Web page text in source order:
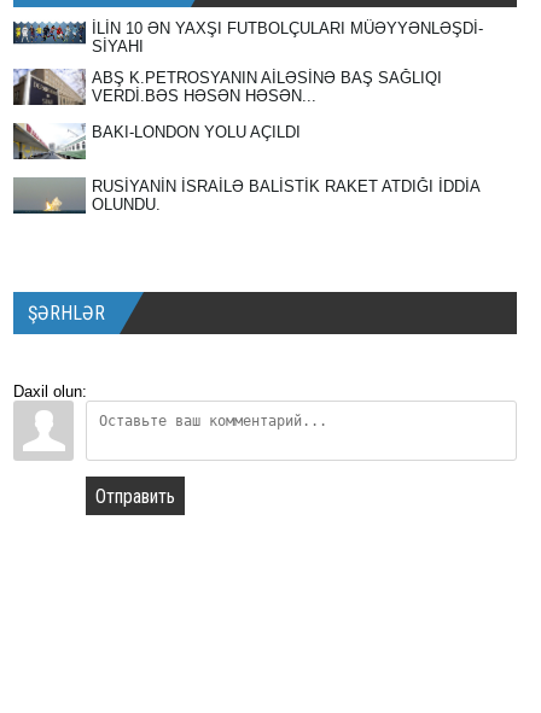
İLİN 10 ƏN YAXŞI FUTBOLÇULARI MÜƏYYƏNLƏŞDİ-
SİYAHI
ABŞ K.PETROSYANIN AİLƏSİNƏ BAŞ SAĞLIQI
VERDİ.BƏS HƏSƏN HƏSƏN...
BAKI-LONDON YOLU AÇILDI
RUSİYANİN İSRAİLƏ BALİSTİK RAKET ATDIĞI İDDİA
OLUNDU.
ŞƏRHLƏR
Daxil olun:
Отправить